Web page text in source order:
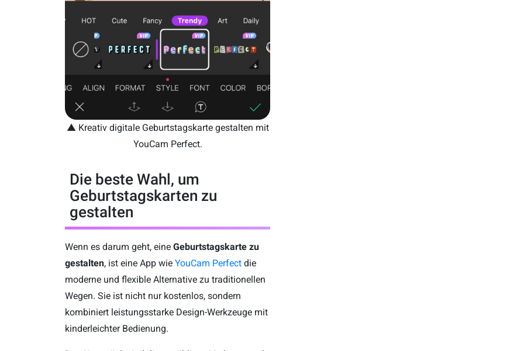
▲ Kreativ digitale Geburtstagskarte gestalten mit
YouCam Perfect.
Die beste Wahl, um
Geburtstagskarten zu
gestalten
Wenn es darum geht, eine Geburtstagskarte zu
gestalten, ist eine App wie YouCam Perfectdie
moderne und flexible Alternative zu traditionellen
Wegen. Sie ist nicht nur kostenlos, sondern
kombiniert leistungsstarke Design-Werkzeuge mit
kinderleichter Bedienung.